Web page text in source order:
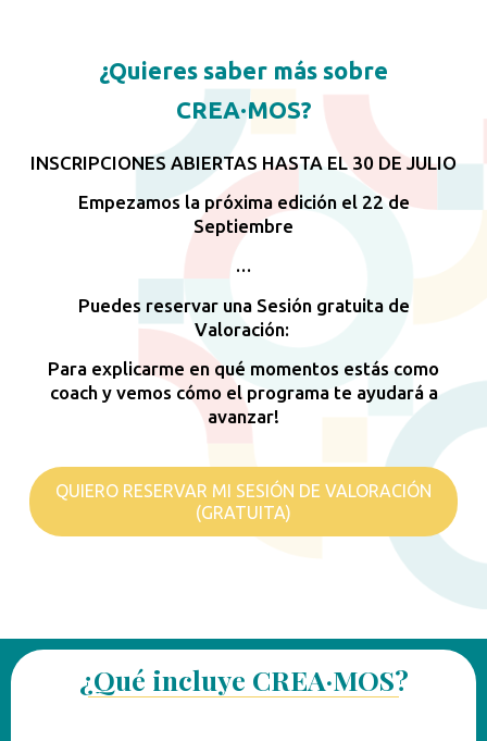
¿Quieres saber más sobre
CREA·MOS?
INSCRIPCIONES ABIERTAS HASTA EL 30 DE JULIO
Empezamos la próxima edición el 22 de
Septiembre
…
Puedes reservar una Sesión gratuita de
Valoración:
Para explicarme en qué momentos estás como
coach y vemos cómo el programa te ayudará a
avanzar!
QUIERO RESERVAR MI SESIÓN DE VALORACIÓN
(GRATUITA)
¿Qué incluye CREA·MOS?